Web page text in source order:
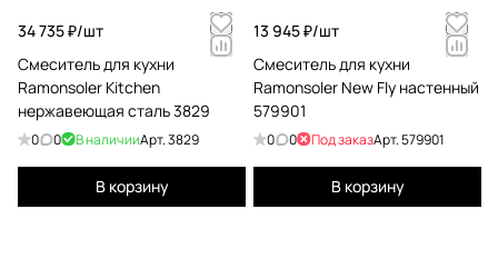
34 735 ₽/шт
Смеситель для кухни
Ramonsoler Kitchen
нержавеющая сталь 3829
0 0 В наличииАрт.3829
В корзину
13 945 ₽/шт
Смеситель для кухни
Ramonsoler New Fly настенный
579901
0 0 Под заказАрт.579901
В корзину